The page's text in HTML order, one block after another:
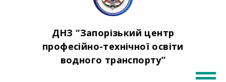
ДНЗ “Запорізький центр
професійно-технічної освіти
водного транспорту”